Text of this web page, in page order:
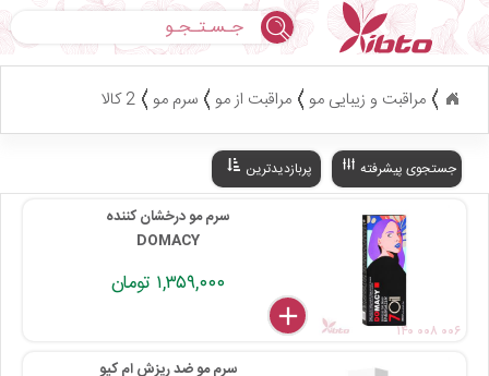
جستجو
مراقبت و زیبایی مو مراقبت از مو سرم مو 2 کالا
جستجوی پیشرفته پربازدیدترین
سرم مو درخشان کننده
DOMACY
۱,۳۵۹,۰۰۰ تومان
delete
remove
add
۱۴۰ ۰۰۸ ۰۰۶
سرم مو ضد ریزش ام کیو